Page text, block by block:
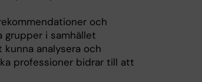
och
grupper i samhället
analysera och
professioner bidrar till att